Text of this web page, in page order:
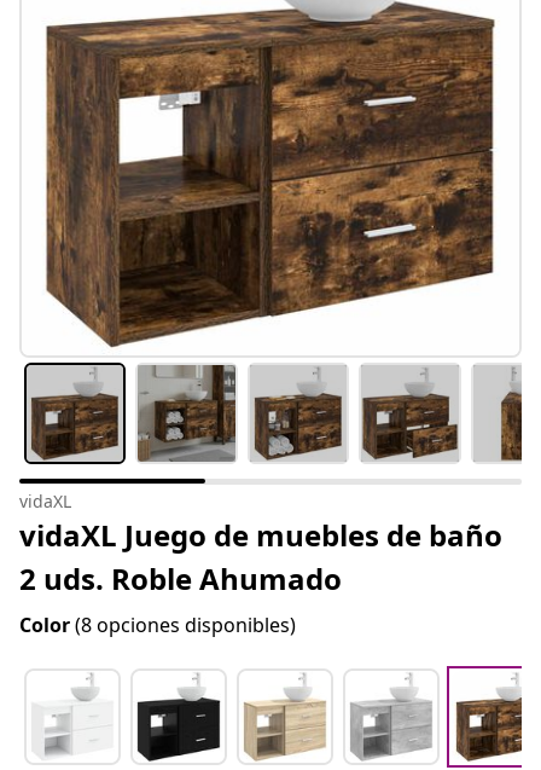
#sharemevidaxl
vidaXL
vidaXL Juego de muebles de baño
2 uds. Roble Ahumado
Color(8 opciones disponibles)